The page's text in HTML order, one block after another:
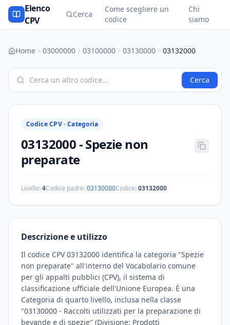
Elenco
CPV
Cerca
Come scegliere un
codice
Chi
siamo
Home 03000000 03100000 03130000 03132000
Cerca
Codice CPV · Categoria
03132000-Spezie non
preparate
Livello:4Codice padre:03130000Codice:03132000
Descrizione e utilizzo
Il codice CPV 03132000 identifica la categoria "Spezie
non preparate" all'interno del Vocabolario comune
per gli appalti pubblici (CPV), il sistema di
classificazione ufficiale dell'Unione Europea. È una
Categoria di quarto livello, inclusa nella classe
"03130000 - Raccolti utilizzati per la preparazione di
bevande e di spezie" (Divisione: Prodotti